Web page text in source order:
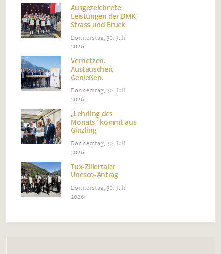
Ausgezeichnete
Leistungen der BMK
Strass und Bruck
Donnerstag, 30. Juli
2026
Vernetzen.
Austauschen.
Genießen.
Donnerstag, 30. Juli
2026
„Lehrling des
Monats“ kommt aus
Ginzling
Donnerstag, 30. Juli
2026
Tux-Zillertaler
Unesco-Antrag
Donnerstag, 30. Juli
2026